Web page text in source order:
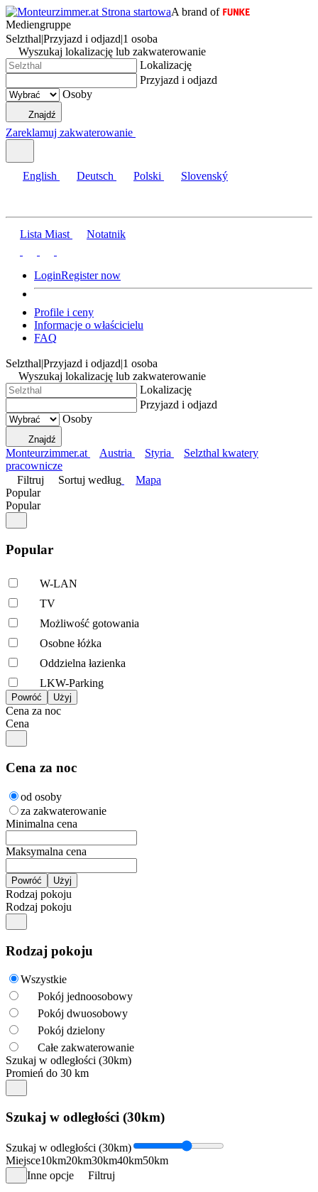
A brand of
Mediengruppe
Selzthal|Przyjazd i odjazd|1 osoba
Wyszukaj lokalizację lub zakwaterowanie
Lokalizację
Przyjazd i odjazd
Osoby
Znajdź
Zareklamuj zakwaterowanie
English Deutsch Polski Slovenský
Lista Miast Notatnik
LoginRegister now
Profile i ceny
Informacje o właścicielu
FAQ
Selzthal|Przyjazd i odjazd|1 osoba
Wyszukaj lokalizację lub zakwaterowanie
Lokalizację
Przyjazd i odjazd
Osoby
Znajdź
Monteurzimmer.at Austria Styria
Selzthal kwatery
pracownicze
Filtruj
Sortuj według
Mapa
Popular
Popular
Popular
W-LAN
TV
Możliwość gotowania
Osobne łóżka
Oddzielna łazienka
LKW-Parking
Cena za noc
Cena
Cena za noc
od osoby
za zakwaterowanie
Minimalna cena
Maksymalna cena
Rodzaj pokoju
Rodzaj pokoju
Rodzaj pokoju
Wszystkie
Pokój jednoosobowy
Pokój dwuosobowy
Pokój dzielony
Całe zakwaterowanie
Szukaj w odległości (30km)
Promień do 30 km
Szukaj w odległości (30km)
Szukaj w odległości (30km)
Miejsce10km20km30km40km50km
Inne opcje
Filtruj